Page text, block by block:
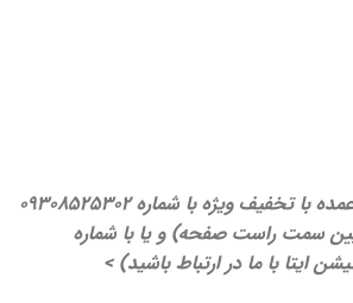
< لطفا جهت سفارش عمده با تخفیف ویژه با شماره 09308525302
سمت راست صفحه) و یا با شماره